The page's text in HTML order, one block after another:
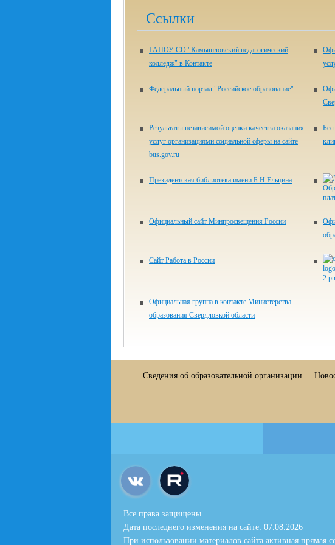
Ссылки
ГАПОУ СО "Камышловский педагогический
колледж" в Контакте
Федеральный портал "Российское образование"
Результаты независимой оценки качества оказания
услуг организациями социальной сферы на сайте
bus.gov.ru
Президентская библиотека имени Б.Н.Ельцина
Официальный сайт Минпросвещения России
Сайт Работа в России
Официальная группа в контакте Министерства
образования Свердловкой области
Сведения об образовательной организации
Все права защищены.
Дата последнего изменения на сайте: 07.08.2026
При использовании материалов сайта активная прямая